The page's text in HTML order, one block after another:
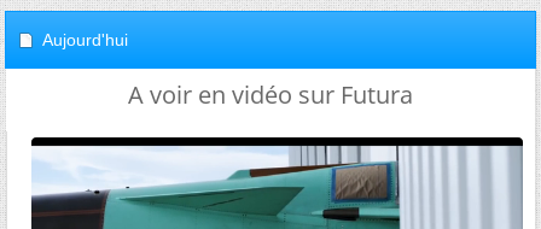
Aujourd'hui
A voir en vidéo sur Futura